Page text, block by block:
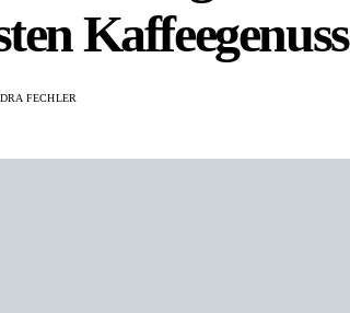
Kaffeegenuss
FECHLER